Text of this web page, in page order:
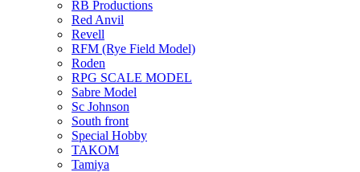
RB Productions
Red Anvil
Revell
RFM (Rye Field Model)
Roden
RPG SCALE MODEL
Sabre Model
Sc Johnson
South front
Special Hobby
TAKOM
Tamiya